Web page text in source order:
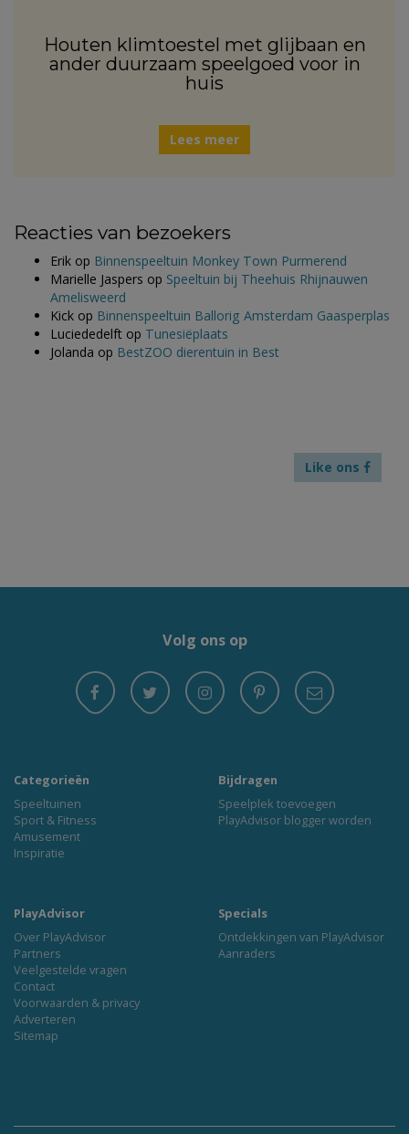
Houten klimtoestel met glijbaan en
ander duurzaam speelgoed voor in
huis
Lees meer
Reacties van bezoekers
Erik op Binnenspeeltuin Monkey Town Purmerend
Marielle Jaspers op Speeltuin bij Theehuis Rhijnauwen
Amelisweerd
Kick op Binnenspeeltuin Ballorig Amsterdam Gaasperplas
Luciededelft op Tunesiëplaats
Jolanda op BestZOO dierentuin in Best
Like ons
Volg ons op
Categorieën
Speeltuinen
Sport & Fitness
Amusement
Inspiratie
Bijdragen
Speelplek toevoegen
PlayAdvisor blogger worden
PlayAdvisor
Over PlayAdvisor
Partners
Veelgestelde vragen
Contact
Voorwaarden & privacy
Adverteren
Sitemap
Specials
Ontdekkingen van PlayAdvisor
Aanraders